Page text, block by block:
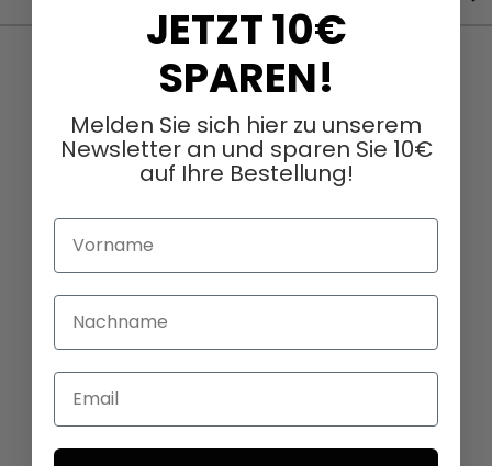
JETZT 10€
SPAREN!
Melden Sie sich hier zu unserem
Newsletter an und sparen Sie 10€
auf Ihre Bestellung!
Vorname
Nachname
Email